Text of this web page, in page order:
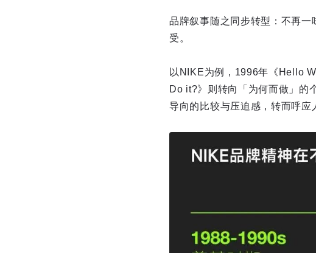
品牌叙事随之同步转型：不再
受。
以NIKE为例，1996年《Hello
Do it?》则转向「为何而做」的
导向的比较与压迫感，转而呼应